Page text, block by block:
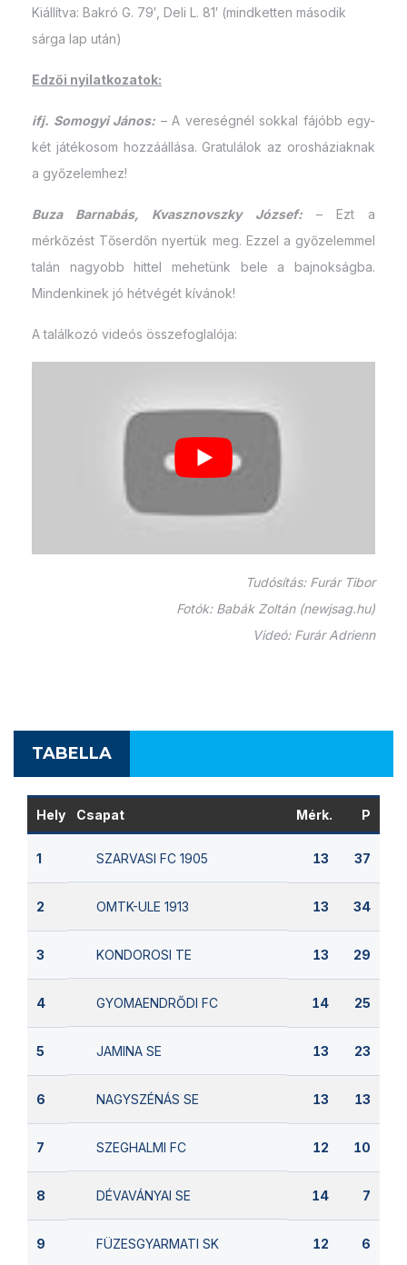
Kiállítva: Bakró G. 79′, Deli L. 81′ (mindketten második
sárga lap után)
Edzői nyilatkozatok:
ifj. Somogyi János: – A vereségnél sokkal fájóbb egy-
két játékosom hozzáállása. Gratulálok az orosháziaknak
a győzelemhez!
Buza Barnabás, Kvasznovszky József:– Ezt a
mérkőzést Tőserdőn nyertük meg. Ezzel a győzelemmel
talán nagyobb hittel mehetünk bele a bajnokságba.
Mindenkinek jó hétvégét kívánok!
A találkozó videós összefoglalója:
Tudósítás: Furár Tibor
Fotók: Babák Zoltán (newjsag.hu)
Videó: Furár Adrienn
TABELLA
Hely Csapat Mérk. P
1 SZARVASI FC 1905 13 37
2 OMTK-ULE 1913 13 34
3 KONDOROSI TE 13 29
4 GYOMAENDRŐDI FC 14 25
5 JAMINA SE 13 23
6 NAGYSZÉNÁS SE 13 13
7 SZEGHALMI FC 12 10
8 DÉVAVÁNYAI SE 14 7
9 FÜZESGYARMATI SK 12 6